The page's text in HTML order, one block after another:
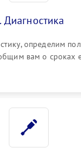
Диагностика
определим
вам о сроках